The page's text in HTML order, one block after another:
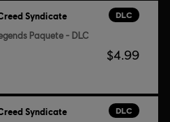
DLC
Syndicate
Paquete - DLC
$4.99
DLC
Syndicate